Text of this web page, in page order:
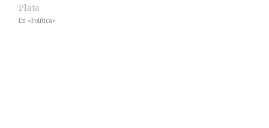
Plata
En «Política»